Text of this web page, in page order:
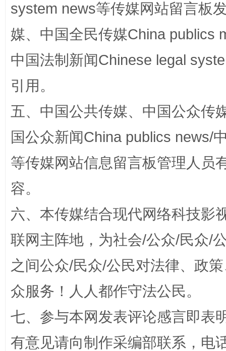
国家大学科技园优化重塑工作
“蜀中异人”王建安的艺术幻境
system news等传媒网站留言板
媒、中国全民传媒China publics
中国法制新闻Chinese legal
引用。
五、中国公共传媒、中国公众传
国公众新闻China publics news/
等传媒网站信息留言板管理人员
容。
六、本传媒结合现代网络科技影
联网主阵地，为社会/公众/民众/
之间公众/民众/公民对法律、政
众服务！人人都作守法公民。
七、参与本网发表评论感言即表
有意见请向制作采编部联系，电